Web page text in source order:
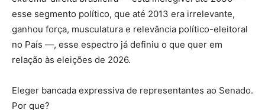
esse segmento político, que até 2013 era irrelevante,
ganhou força, musculatura e relevância político-eleitoral
no País —, esse espectro já definiu o que quer em
relação às eleições de 2026.
Eleger bancada expressiva de representantes ao Senado.
Por que?